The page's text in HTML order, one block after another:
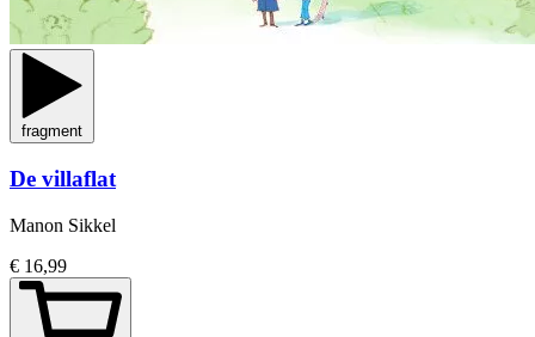
fragment
De villaflat
Manon Sikkel
€ 16,99